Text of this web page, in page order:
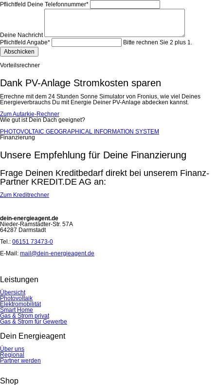
Pflichtfeld Deine Telefonnummer*
Deine Nachricht
Pflichtfeld Angabe*
Bitte rechnen Sie 2 plus 1.
Abschicken
Vorteilsrechner
Dank PV-Anlage Stromkosten sparen
Errechne mit dem 24 Stunden Sonne Simulator von Fronius, wie viel Deines
Energieverbrauchs Du mit Energie Deiner PV-Anlage abdecken kannst.
Zum Autarkie-Rechner
Wie gut ist Dein Dach geeignet?
PHOTOVOLTAIC GEOGRAPHICAL INFORMATION SYSTEM
Finanzierung
Unsere Empfehlung für Deine Finanzierung
Frage Deinen Kreditbedarf direkt bei unserem Finanz-
Partner KREDIT.DE AG an:
Zum Kreditrechner
dein-energieagent.de
Nieder-Ramstädter-Str. 57A
64287 Darmstadt
Tel.: 06151 73473-0
E-Mail: mail@dein-energieagent.de
Leistungen
Übersicht
Photovoltaik
Elektromobilität
Smart Home
Gas & Strom privat
Gas & Strom für Gewerbe
Dein Energieagent
Über uns
Regional
Partner werden
Shop